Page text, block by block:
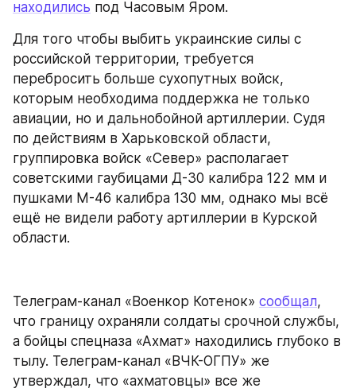
находились под Часовым Яром.
Для того чтобы выбить украинские силы с
российской территории, требуется
перебросить больше сухопутных войск,
которым необходима поддержка не только
авиации, но и дальнобойной артиллерии. Судя
по действиям в Харьковской области,
группировка войск «Север» располагает
советскими гаубицами Д-30 калибра 122 мм и
пушками М-46 калибра 130 мм, однако мы всё
ещё не видели работу артиллерии в Курской
области.
Телеграм-канал «Военкор Котенок» сообщал,
что границу охраняли солдаты срочной службы,
а бойцы спецназа «Ахмат» находились глубоко в
тылу. Телеграм-канал «ВЧК-ОГПУ» же
утверждал, что «ахматовцы» все же